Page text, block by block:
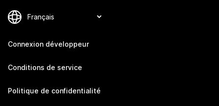
Connexion développeur
Conditions de service
Politique de confidentialité